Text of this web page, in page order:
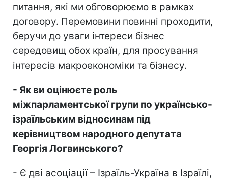
питання, які ми обговорюємо в рамках
договору. Перемовини повинні проходити,
беручи до уваги інтереси бізнес
середовищ обох країн, для просування
інтересів макроекономіки та бізнесу.
- Як ви оцінюєте роль
міжпарламентської групи по українсько-
ізраїльським відносинам під
керівництвом народного депутата
Георгія Логвинського?
- Є дві асоціації – Ізраїль-Україна в Ізраїлі,